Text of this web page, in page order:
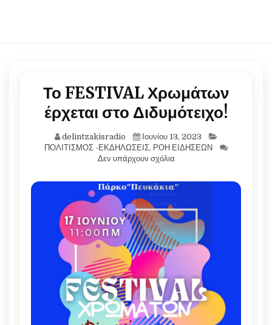
Το FESTIVAL Χρωμάτων
έρχεται στο Διδυμότειχο!
delintzakisradio
Ιουνίου 13, 2023
ΠΟΛΙΤΙΣΜΟΣ -ΕΚΔΗΛΩΣΕΙΣ, ΡΟΗ ΕΙΔΗΣΕΩΝ
Δεν υπάρχουν σχόλια